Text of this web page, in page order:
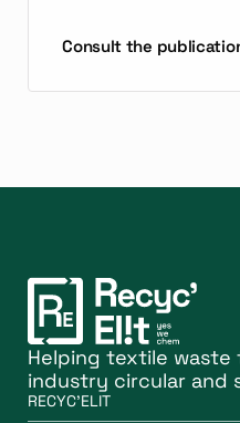
Consult the
Helping textile waste
industry circular and
RECYC'ELIT